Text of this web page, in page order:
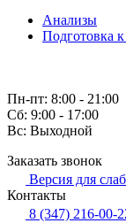
Анализы
Подготовка к
Пн-пт: 8:00 - 21:00
Сб: 9:00 - 17:00
Вс: Выходной
Заказать звонок
Версия для
Контакты
8 (347) 216-00-